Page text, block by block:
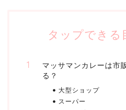
タップできる
マッサマンカレーは市
る？
大型ショップ
スーパー